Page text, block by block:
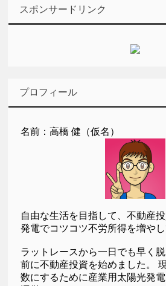
スポンサードリンク
プロフィール
名前：高橋 健（仮名）
自由な生活を目指して、不動産
発電でコツコツ不労所得を増やし
ラットレースから一日でも早く
前に不動産投資を始めました。
数にするために産業用太陽光発